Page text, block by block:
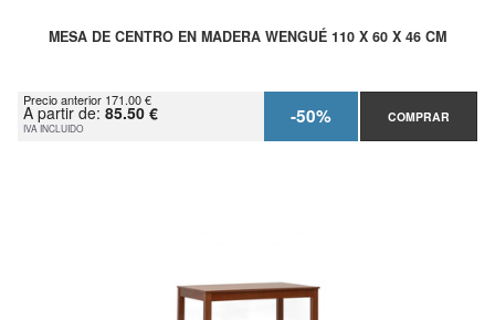
MESA DE CENTRO EN MADERA WENGUÉ 110 X 60 X 46 CM
Precio anterior 171.00 €
A partir de: 85.50 €
IVA INCLUIDO -50% COMPRAR